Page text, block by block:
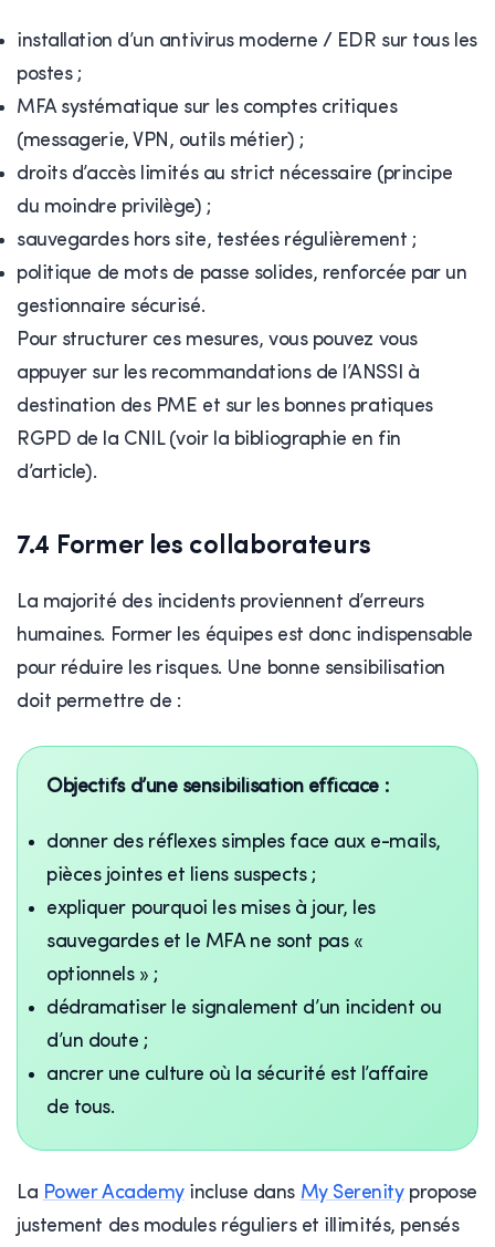
installation d’un antivirus moderne / EDR sur tous les
postes ;
MFA systématique sur les comptes critiques
(messagerie, VPN, outils métier) ;
droits d’accès limités au strict nécessaire (principe
du moindre privilège) ;
sauvegardes hors site, testées régulièrement ;
politique de mots de passe solides, renforcée par un
gestionnaire sécurisé.
Pour structurer ces mesures, vous pouvez vous
appuyer sur les recommandations de l’ANSSI à
destination des PME et sur les bonnes pratiques
RGPD de la CNIL (voir la bibliographie en fin
d’article).
7.4 Former les collaborateurs
La majorité des incidents proviennent d’erreurs
humaines. Former les équipes est donc indispensable
pour réduire les risques. Une bonne sensibilisation
doit permettre de :
Objectifs d’une sensibilisation efficace :
donner des réflexes simples face aux e-mails,
pièces jointes et liens suspects ;
expliquer pourquoi les mises à jour, les
sauvegardes et le MFA ne sont pas «
optionnels » ;
dédramatiser le signalement d’un incident ou
d’un doute ;
ancrer une culture où la sécurité est l’affaire
de tous.
La Power Academyincluse dans My Serenitypropose
justement des modules réguliers et illimités, pensés